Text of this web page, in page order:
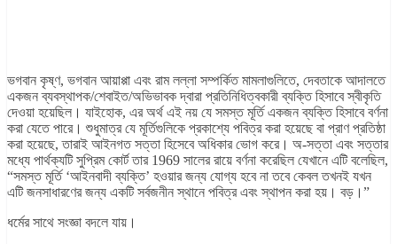
ভগবান কৃষ্ণ, ভগবান আয়াপ্পা এবং রাম লল্লা সম্পর্কিত মামলাগুলিতে, দেবতাকে আদালতে
একজন ব্যবস্থাপক/শেবাইত/অভিভাবক দ্বারা প্রতিনিধিত্বকারী ব্যক্তি হিসাবে স্বীকৃতি
দেওয়া হয়েছিল। যাইহোক, এর অর্থ এই নয় যে সমস্ত মূর্তি একজন ব্যক্তি হিসাবে বর্ণনা
করা যেতে পারে। শুধুমাত্র যে মূর্তিগুলিকে প্রকাশ্যে পবিত্র করা হয়েছে বা প্রাণ প্রতিষ্ঠা
করা হয়েছে, তারাই আইনগত সত্তা হিসেবে অধিকার ভোগ করে। অ-সত্তা এবং সত্তার
মধ্যে পার্থক্যটি সুপ্রিম কোর্ট তার 1969 সালের রায়ে বর্ণনা করেছিল যেখানে এটি বলেছিল,
“সমস্ত মূর্তি ‘আইনবাদী ব্যক্তি’ হওয়ার জন্য যোগ্য হবে না তবে কেবল তখনই যখন
এটি জনসাধারণের জন্য একটি সর্বজনীন স্থানে পবিত্র এবং স্থাপন করা হয়। বড়।”
ধর্মের সাথে সংজ্ঞা বদলে যায়।